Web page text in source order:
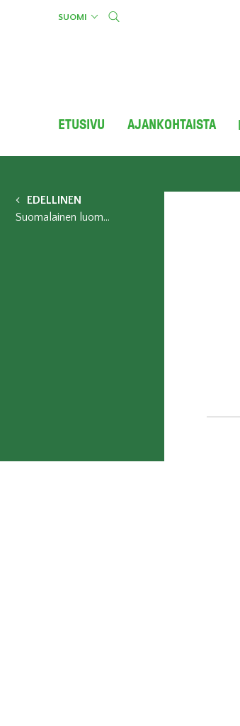
SUOMI
ETUSIVU AJANKOHTAISTA
EDELLINEN
Suomalainen luomu on tutkitusti puhdasta